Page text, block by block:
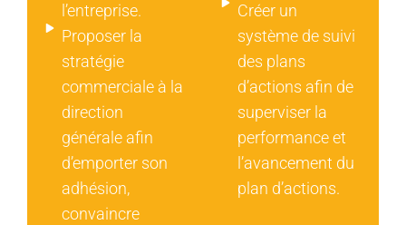
l’entreprise.
Proposer la
stratégie
commerciale à la
direction
générale afin
d’emporter son
adhésion,
convaincre
Créer un
système de suivi
des plans
d’actions afin de
superviser la
performance et
l’avancement du
plan d’actions.